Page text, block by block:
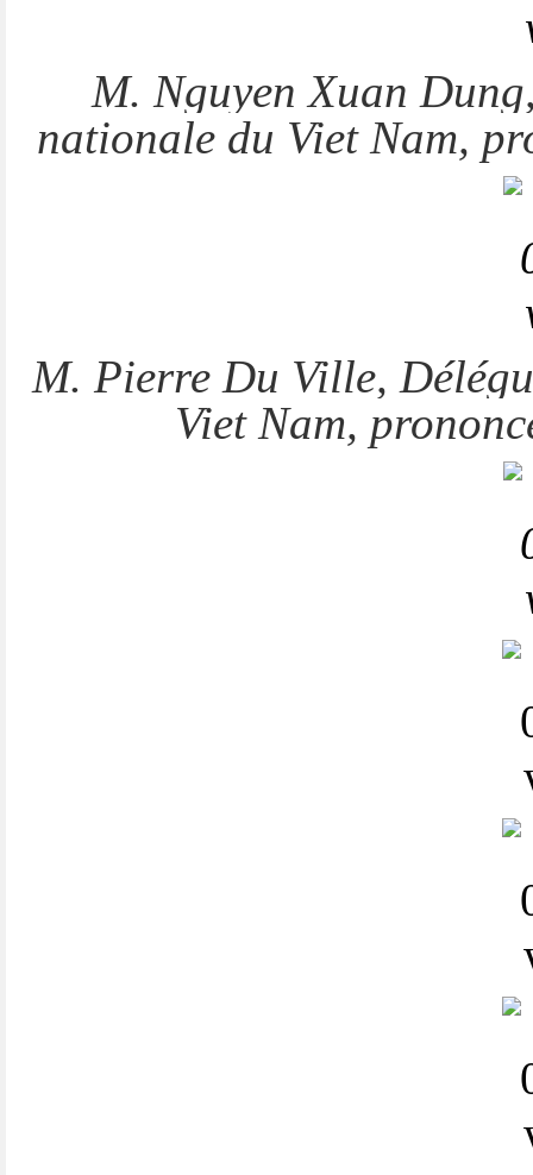
M. Nguyen Xuan
nationale du Viet Nam,
M. Pierre Du Ville,
Viet Nam,